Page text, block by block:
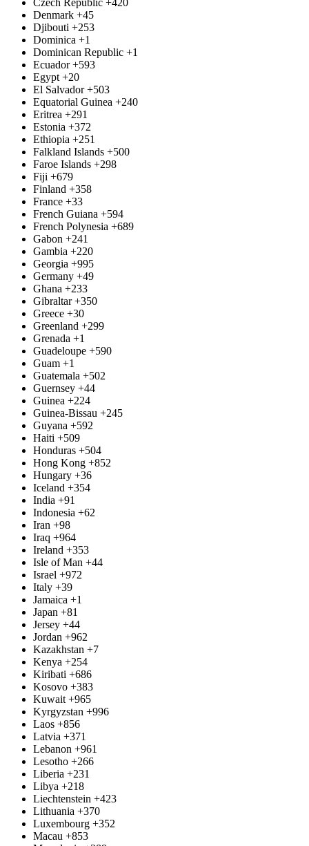
Czech Republic +420
Denmark +45
Djibouti +253
Dominica +1
Dominican Republic +1
Ecuador +593
Egypt +20
El Salvador +503
Equatorial Guinea +240
Eritrea +291
Estonia +372
Ethiopia +251
Falkland Islands +500
Faroe Islands +298
Fiji +679
Finland +358
France +33
French Guiana +594
French Polynesia +689
Gabon +241
Gambia +220
Georgia +995
Germany +49
Ghana +233
Gibraltar +350
Greece +30
Greenland +299
Grenada +1
Guadeloupe +590
Guam +1
Guatemala +502
Guernsey +44
Guinea +224
Guinea-Bissau +245
Guyana +592
Haiti +509
Honduras +504
Hong Kong +852
Hungary +36
Iceland +354
India +91
Indonesia +62
Iran +98
Iraq +964
Ireland +353
Isle of Man +44
Israel +972
Italy +39
Jamaica +1
Japan +81
Jersey +44
Jordan +962
Kazakhstan +7
Kenya +254
Kiribati +686
Kosovo +383
Kuwait +965
Kyrgyzstan +996
Laos +856
Latvia +371
Lebanon +961
Lesotho +266
Liberia +231
Libya +218
Liechtenstein +423
Lithuania +370
Luxembourg +352
Macau +853